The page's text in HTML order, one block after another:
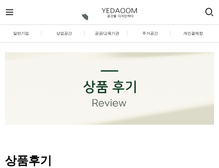
일반기업 상업공간 공공/교육기관 주거공간 개인결제창
상품후기